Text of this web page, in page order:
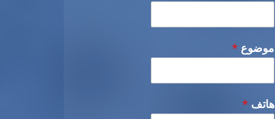
موضوع *
هاتف *